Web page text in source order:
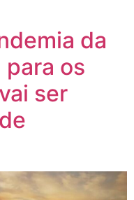
da
os
ser